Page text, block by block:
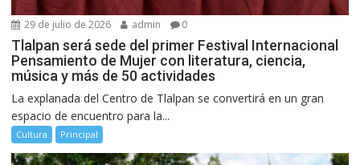
29 de julio de 2026 admin 0
Tlalpan será sede del primer Festival Internacional
Pensamiento de Mujer con literatura, ciencia,
música y más de 50 actividades
La explanada del Centro de Tlalpan se convertirá en un gran
espacio de encuentro para la...
Cultura Principal